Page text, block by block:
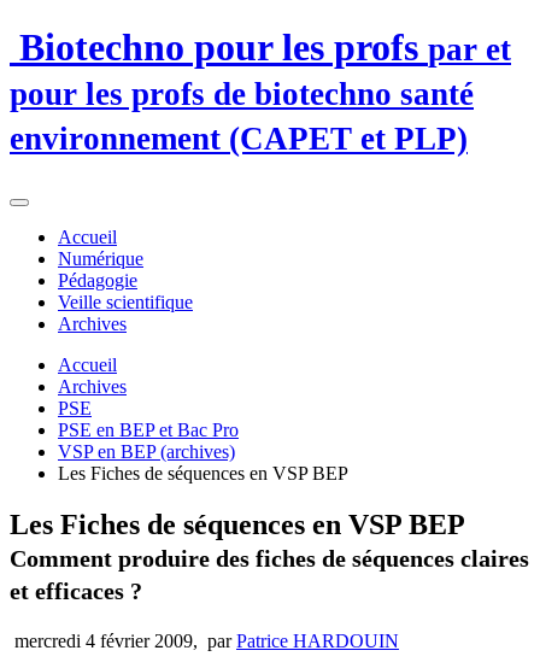
Biotechno pour les profs par et
pour les profs de biotechno santé
environnement (CAPET et PLP)
Accueil
Numérique
Pédagogie
Veille scientifique
Archives
Accueil
Archives
PSE
PSE en BEP et Bac Pro
VSP en BEP (archives)
Les Fiches de séquences en VSP BEP
Les Fiches de séquences en VSP BEP
Comment produire des fiches de séquences claires
et efficaces ?
mercredi 4 février 2009, parPatrice HARDOUIN